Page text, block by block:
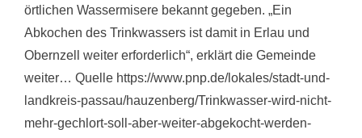
örtlichen Wassermisere bekannt gegeben. „Ein
Abkochen des Trinkwassers ist damit in Erlau und
Obernzell weiter erforderlich“, erklärt die Gemeinde
weiter… Quelle https://www.pnp.de/lokales/stadt-und-
landkreis-passau/hauzenberg/Trinkwasser-wird-nicht-
mehr-gechlort-soll-aber-weiter-abgekocht-werden-